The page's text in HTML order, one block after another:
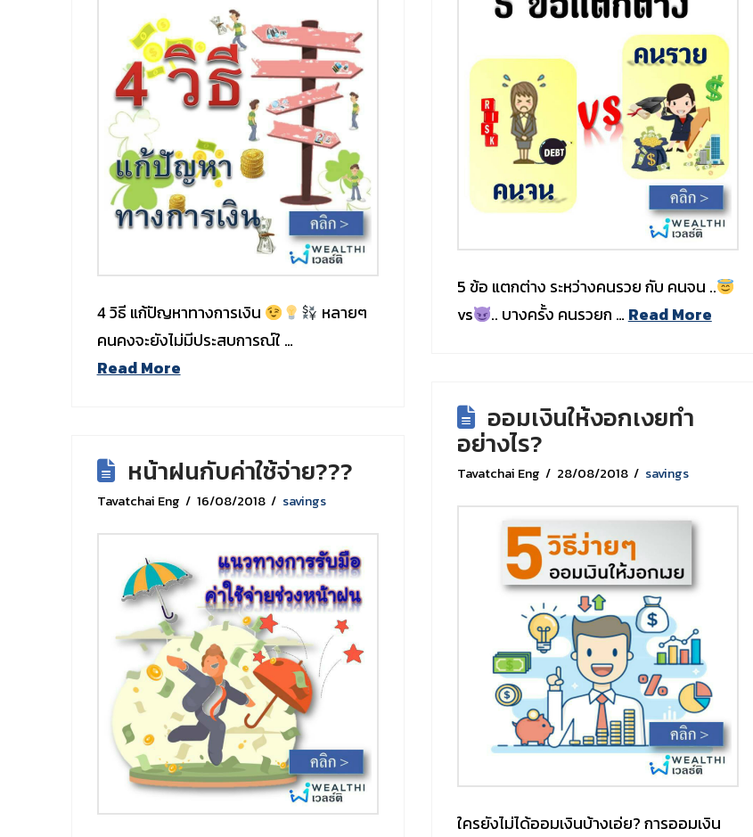
5 ข้อ แตกต่าง ระหว่างคนรวย กับ คนจน ..
vs
.. บางครั้ง คนรวยก …Read More
4 วิธี แก้ปัญหาทางการเงิน
หลายๆ
คนคงจะยังไม่มีประสบการณ์ใ …
Read More
ออมเงินให้งอกเงยทำ
อย่างไร?
Tavatchai Eng 28/08/2018 savings
ใครยังไม่ได้ออมเงินบ้างเอ่ย? การออมเงิน
หน้าฝนกับค่าใช้จ่าย???
Tavatchai Eng 16/08/2018 savings